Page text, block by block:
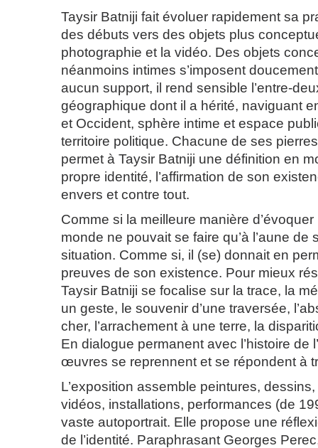
Taysir Batniji fait évoluer rapidement sa
des débuts vers des objets plus
photographie et la vidéo. Des objets
néanmoins intimes s’imposent
aucun support, il rend sensible l’entre-
géographique dont il a hérité, naviguant
et Occident, sphère intime et espace
territoire politique. Chacune de ses
permet à Taysir Batniji une définition en
propre identité, l’affirmation de son
envers et contre tout.
Comme si la meilleure manière
monde ne pouvait se faire qu’à l’aune de
situation. Comme si, il (se) donnait en
preuves de son existence. Pour mieux
Taysir Batniji se focalise sur la trace, la
un geste, le souvenir d’une traversée,
cher, l’arrachement à une terre, la
En dialogue permanent avec l’histoire de
œuvres se reprennent et se répondent à
L’exposition assemble peintures,
vidéos, installations, performances (de
vaste autoportrait. Elle propose une
de l’identité. Paraphrasant Georges